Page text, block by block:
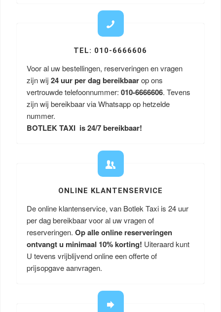
TEL: 010-6666606
Voor al uw bestellingen, reserveringen en vragen
zijn wij 24 uur per dag bereikbaarop ons
vertrouwde telefoonnummer: 010-6666606. Tevens
zijn wij bereikbaar via Whatsapp op hetzelde
nummer.
BOTLEK TAXI is 24/7 bereikbaar!
ONLINE KLANTENSERVICE
De online klantenservice, van Botlek Taxi is 24 uur
per dag bereikbaar voor al uw vragen of
reserveringen. Op alle online reserveringen
ontvangt u minimaal 10% korting! Uiteraard kunt
U tevens vrijblijvend online een offerte of
prijsopgave aanvragen.